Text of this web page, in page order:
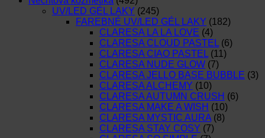
UV/LED GÉL LAKY (245)
FAREBNÉ UV/LED GÉL LAKY (182)
CLARESA LA LA LOVE (4)
CLARESA CLOUD PASTEL (6)
CLARESA CIAO PASTEL (11)
CLARESA NUDE GLOW (7)
CLARESA JELLO BASE BUBBLE (3)
CLARESA ALCHEMY (10)
CLARESA AUTUMN CRUSH (6)
CLARESA MAKE A WISH (10)
CLARESA MYSTIC AURA (8)
CLARESA STAY COSY (7)